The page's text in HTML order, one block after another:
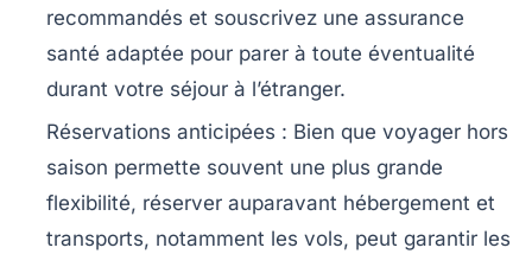
recommandés et souscrivez une assurance
santé adaptée pour parer à toute éventualité
durant votre séjour à l’étranger.
Réservations anticipées : Bien que voyager hors
saison permette souvent une plus grande
flexibilité, réserver auparavant hébergement et
transports, notamment les vols, peut garantir les